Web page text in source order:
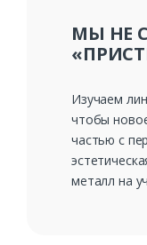
МЫ НЕ
Изучаем
чтобы
частью с
металл на